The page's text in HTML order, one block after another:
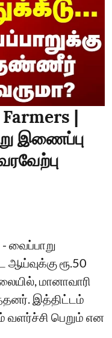
|
இணைப்பு
வைப்பாறு
ரூ.50
மானாவாரி
இத்திட்டம்
வளர்ச்சி பெறும் என